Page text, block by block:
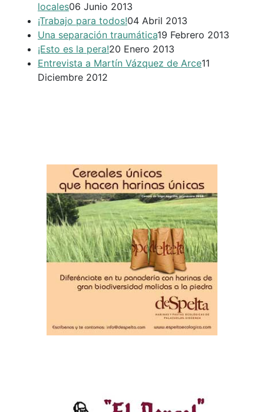
locales06 Junio 2013
¡Trabajo para todos!04 Abril 2013
Una separación traumática19 Febrero 2013
¡Esto es la pera!20 Enero 2013
Entrevista a Martín Vázquez de Arce11
Diciembre 2012